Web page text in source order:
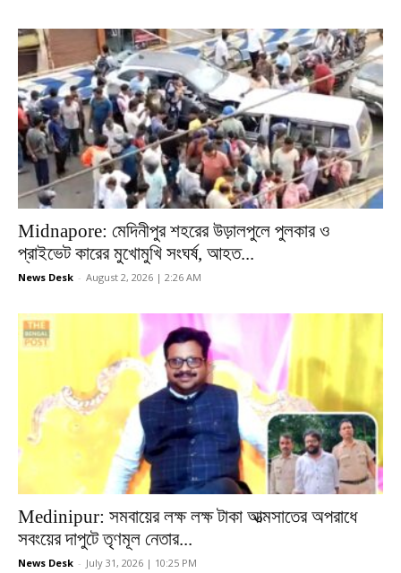
Midnapore: মেদিনীপুর শহরের উড়ালপুলে পুলকার ও
প্রাইভেট কারের মুখোমুখি সংঘর্ষ, আহত...
News Desk - August 2, 2026 | 2:26 AM
Medinipur: সমবায়ের লক্ষ লক্ষ টাকা আত্মসাতের অপরাধে
সবংয়ের দাপুটে তৃণমূল নেতার...
News Desk - July 31, 2026 | 10:25 PM